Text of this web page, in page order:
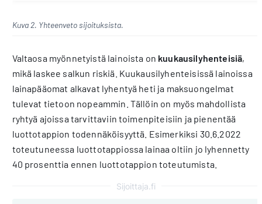
Kuva 2. Yhteenveto sijoituksista.
Valtaosa myönnetyistä lainoista on kuukausilyhenteisiä,
mikä laskee salkun riskiä. Kuukausilyhenteisissä lainoissa
lainapääomat alkavat lyhentyä heti ja maksuongelmat
tulevat tietoon nopeammin. Tällöin on myös mahdollista
ryhtyä ajoissa tarvittaviin toimenpiteisiin ja pienentää
luottotappion todennäköisyyttä. Esimerkiksi 30.6.2022
toteutuneessa luottotappiossa lainaa oltiin jo lyhennetty
40 prosenttia ennen luottotappion toteutumista.
Sijoittaja.fi